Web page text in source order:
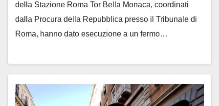
della Stazione Roma Tor Bella Monaca, coordinati
dalla Procura della Repubblica presso il Tribunale di
Roma, hanno dato esecuzione a un fermo…